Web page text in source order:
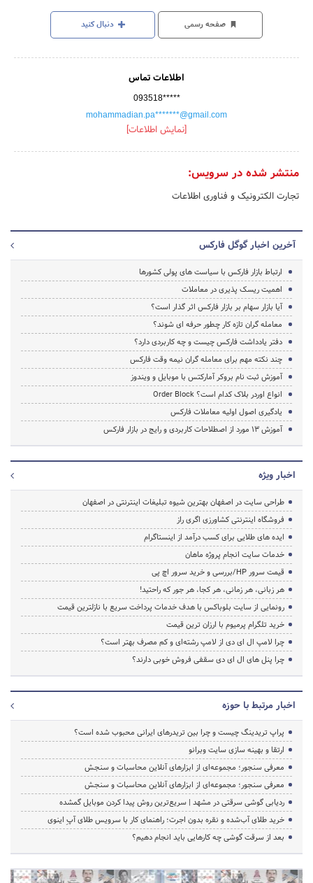
صفحه رسمی دنبال کنید
اطلاعات تماس
093518*****
mohammadian.pa*******@gmail.com
[نمایش اطلاعات]
منتشر شده در سرویس:
تجارت الکترونیک و فناوری اطلاعات
آخرین اخبار گوگل فارکس
ارتباط بازار فارکس با سیاست های پولی کشورها
اهمیت ریسک‌ پذیری در معاملات
آیا بازار سهام بر بازار فارکس اثر گذار است؟
معامله گران تازه کار چطور حرفه ای شوند؟
دفتر یادداشت فارکس چیست و چه کاربردی دارد؟
چند نکته مهم برای معامله گران نیمه وقت فارکس
آموزش ثبت نام بروکر آمارکتس با موبایل و ویندوز
انواع اوردر بلاک کدام است؟ Order Block
یادگیری اصول اولیه معاملات فارکس
آموزش 13 مورد از اصطلاحات کاربردی و رایج در بازار فارکس
اخبار ویژه
طراحی سایت در اصفهان بهترین شیوه تبلیغات اینترنتی در اصفهان
فروشگاه اینترنتی کشاورزی اگری راز
ایده های طلایی برای کسب درآمد از اینستاگرام
خدمات سایت انجام پروژه ماهان
قیمت سرور HP/بررسی و خرید سرور اچ پی
هر زبانی، هر زمانی، هر کجا، هر جور که راحتید!
رونمایی از سایت بلوباکس با هدف خدمات پرداخت سریع با نازلترین قیمت
خرید تلگرام پرمیوم با ارزان ترین قیمت
چرا لامپ ال ای دی از لامپ رشته‌ای و کم مصرف بهتر است؟
چرا پنل های ال ای دی سقفی فروش خوبی دارند؟
اخبار مرتبط با حوزه
پراپ تریدینگ چیست و چرا بین تریدرهای ایرانی محبوب شده است؟
ارتقا و بهینه سازی سایت وبرانو
معرفی سنجور؛ مجموعه‌ای از ابزارهای آنلاین محاسبات و سنجش
معرفی سنجور؛ مجموعه‌ای از ابزارهای آنلاین محاسبات و سنجش
ردیابی گوشی سرقتی در مشهد | سریع‌ترین روش پیدا کردن موبایل گمشده
خرید طلای آب‌شده و نقره بدون اجرت؛ راهنمای کار با سرویس طلای آپِ اینوی
بعد از سرقت گوشی چه کارهایی باید انجام دهیم؟